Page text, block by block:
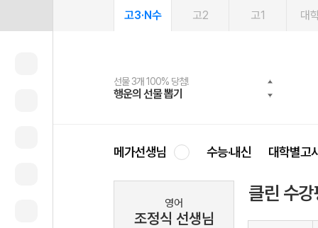
고3·N수 고2 고1 대
선물 3개 100% 당첨!
행운의 선물 뽑기
선물 100% 증정!
메가스터디 X 올리브
여름방학 스터디 캐시백
메가런 썸머스쿨
2027 러셀 단과
강사 공개선발
스마트러닝앱
설문 EVENT
메가패스
3일 무료 체험권
메가패스 수강생 무료혜택!
메가클럽 멤버십
사회공헌 캠페인
희망이룸 메가나눔
메가선생님 수능·내신 대학별고
영어
조정식 선생님
클린 수강